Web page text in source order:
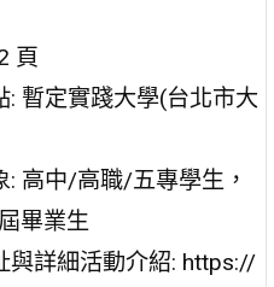
頁
: 暫定實踐大學(台北市大
: 高中/高職/五專學生，
畢業生
與詳細活動介紹: https://